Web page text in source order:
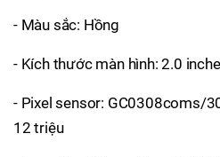
- Màu sắc: Hồng
- Kích thước màn hình: 2.0
- Pixel sensor: GC0308coms/
12 triệu